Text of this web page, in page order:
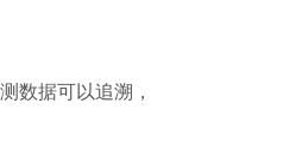
数据可以追溯，